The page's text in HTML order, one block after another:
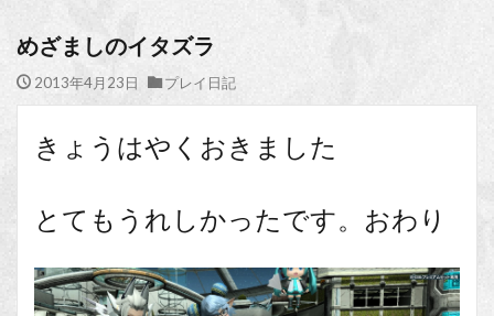
めざましのイタズラ
2013年4月23日 プレイ日記
きょうはやくおきました
とてもうれしかったです。おわり